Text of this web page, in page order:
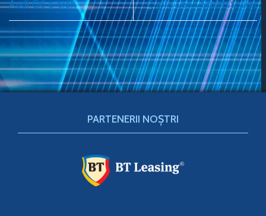
Audi Q6 e-tron Cupra Leon Sportstourer
PARTENERII NOȘTRI